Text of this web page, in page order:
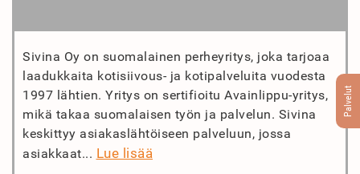
Palvelut
Sivina Oy on suomalainen perheyritys, joka tarjoaa
laadukkaita kotisiivous- ja kotipalveluita vuodesta
1997 lähtien. Yritys on sertifioitu Avainlippu-yritys,
mikä takaa suomalaisen työn ja palvelun. Sivina
keskittyy asiakaslähtöiseen palveluun, jossa
asiakkaat... Lue lisää